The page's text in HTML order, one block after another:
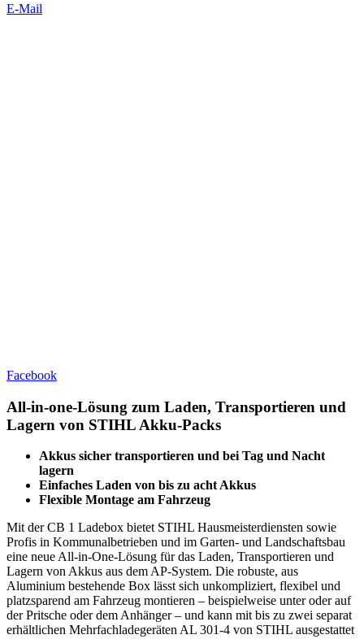
E-Mail
Facebook
All-in-one-Lösung zum Laden, Transportieren und
Lagern von STIHL Akku-Packs
Akkus sicher transportieren und bei Tag und Nacht
lagern
Einfaches Laden von bis zu acht Akkus
Flexible Montage am Fahrzeug
Mit der CB 1 Ladebox bietet STIHL Hausmeisterdiensten sowie
Profis in Kommunalbetrieben und im Garten- und Landschaftsbau
eine neue All-in-One-Lösung für das Laden, Transportieren und
Lagern von Akkus aus dem AP-System. Die robuste, aus
Aluminium bestehende Box lässt sich unkompliziert, flexibel und
platzsparend am Fahrzeug montieren – beispielweise unter oder auf
der Pritsche oder dem Anhänger – und kann mit bis zu zwei separat
erhältlichen Mehrfachladegeräten AL 301-4 von STIHL ausgestattet